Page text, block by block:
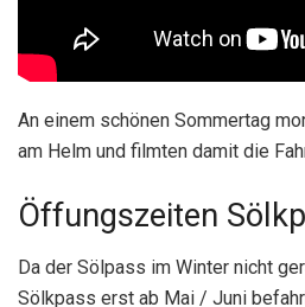
An einem schönen Sommertag
am Helm und filmten damit die
Öffungszeiten
Da der Sölpass im Winter nicht
Sölkpass erst ab Mai / Juni